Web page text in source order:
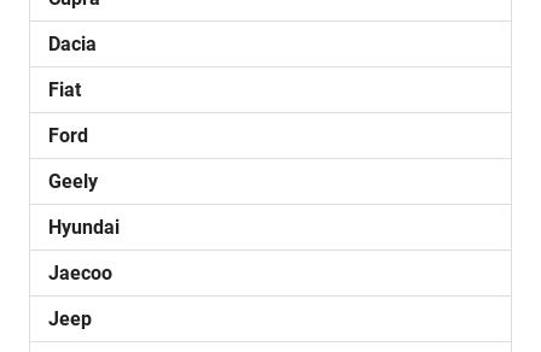
Dacia
Fiat
Ford
Geely
Hyundai
Jaecoo
Jeep